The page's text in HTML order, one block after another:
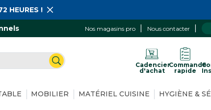
Nos magasins pro Nous contacter
Cadencier
d'achat
Commande
rapide
MOBILIER MATÉRIEL CUISINE HYGIÈNE &
HEURES !